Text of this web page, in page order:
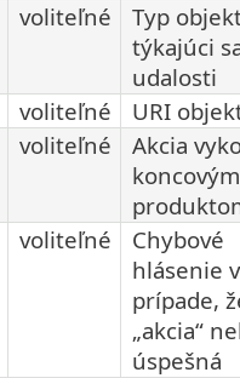
voliteľné
Typ
týkajúci
udalosti
voliteľné
URI
voliteľné
Akcia
koncovým
voliteľné
Chybové
hlásenie v
prípade,
„akcia“
úspešná